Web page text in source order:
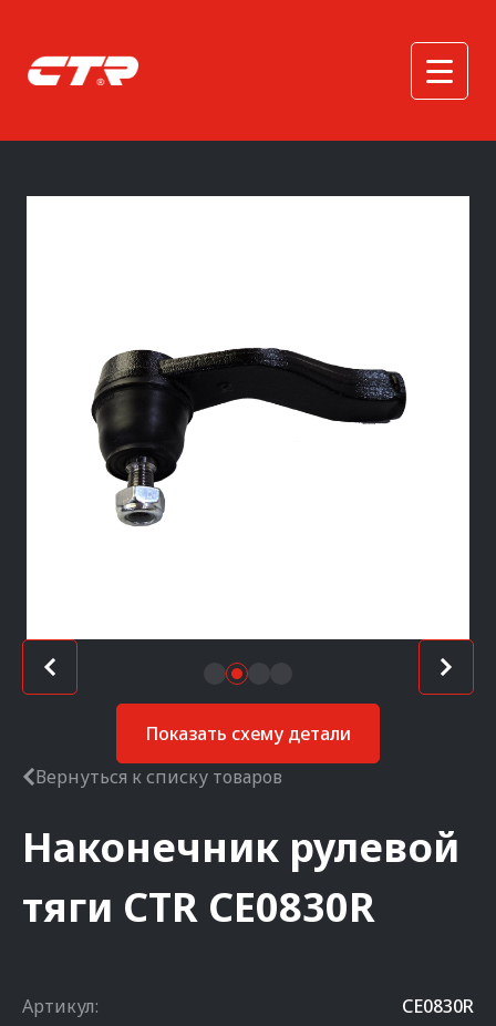
Показать схему детали
Вернуться к списку товаров
Наконечник рулевой
тяги CTR CE0830R
Артикул:
CE0830R